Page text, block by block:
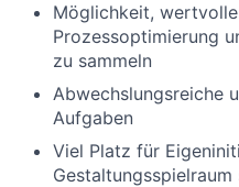
Möglichkeit,
Prozessoptimierung
zu sammeln
Abwechslungsreiche
Aufgaben
Viel Platz für